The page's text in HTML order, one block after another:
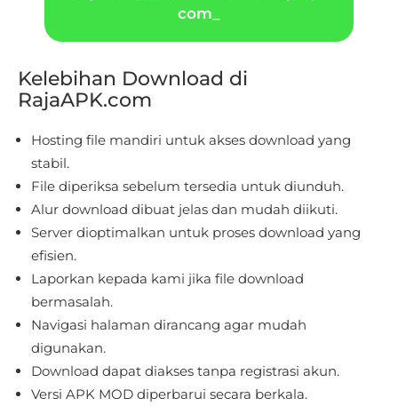
Educational
First
Person
Hypercasual
Music
Puzzle
Role
com_
Kelebihan Download di
RajaAPK.com
Hosting file mandiri untuk akses download yang
stabil.
File diperiksa sebelum tersedia untuk diunduh.
Alur download dibuat jelas dan mudah diikuti.
Server dioptimalkan untuk proses download yang
efisien.
Laporkan kepada kami jika file download
bermasalah.
Navigasi halaman dirancang agar mudah
digunakan.
Download dapat diakses tanpa registrasi akun.
Versi APK MOD diperbarui secara berkala.